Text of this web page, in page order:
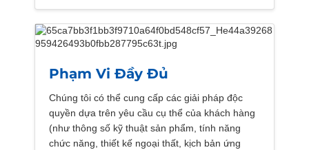
Phạm Vi Đầy Đủ
Chúng tôi có thể cung cấp các giải pháp độc
quyền dựa trên yêu cầu cụ thể của khách hàng
(như thông số kỹ thuật sản phẩm, tính năng
chức năng, thiết kế ngoại thất, kịch bản ứng